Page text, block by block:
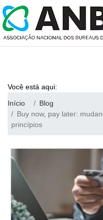
Você está aqui:
Início
Blog
Buy now, pay later:
princípios